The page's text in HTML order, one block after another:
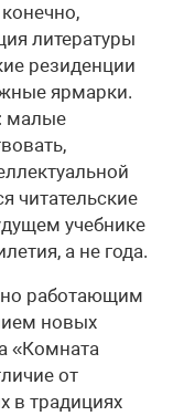
литературы
резиденции
ярмарки.
малые
читательские
учебнике
а не года.
работающим
новых
«Комната
от
в традициях